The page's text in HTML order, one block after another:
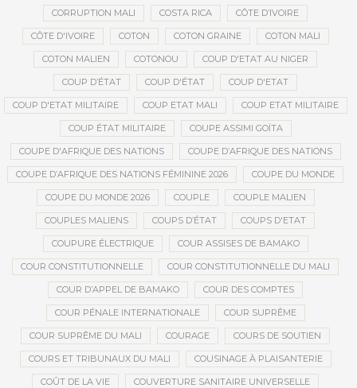
CORRUPTION MALI COSTA RICA CÔTE D’IVOIRE
CÔTE D'IVOIRE COTON COTON GRAINE COTON MALI
COTON MALIEN COTONOU COUP D'ETAT AU NIGER
COUP D’ÉTAT COUP D'ÉTAT COUP D'ETAT
COUP D'ETAT MILITAIRE COUP ETAT MALI COUP ETAT MILITAIRE
COUP ÉTAT MILITAIRE COUPE ASSIMI GOÏTA
COUPE D'AFRIQUE DES NATIONS COUPE D’AFRIQUE DES NATIONS
COUPE D’AFRIQUE DES NATIONS FÉMININE 2026 COUPE DU MONDE
COUPE DU MONDE 2026 COUPLE COUPLE MALIEN
COUPLES MALIENS COUPS D’ÉTAT COUPS D'ETAT
COUPURE ÉLECTRIQUE COUR ASSISES DE BAMAKO
COUR CONSTITUTIONNELLE COUR CONSTITUTIONNELLE DU MALI
COUR D’APPEL DE BAMAKO COUR DES COMPTES
COUR PÉNALE INTERNATIONALE COUR SUPRÊME
COUR SUPRÊME DU MALI COURAGE COURS DE SOUTIEN
COURS ET TRIBUNAUX DU MALI COUSINAGE À PLAISANTERIE
COÛT DE LA VIE COUVERTURE SANITAIRE UNIVERSELLE